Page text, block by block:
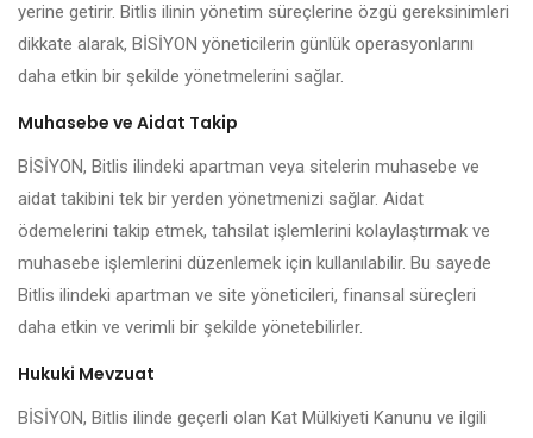
yerine getirir. Bitlis ilinin yönetim süreçlerine özgü gereksinimleri
dikkate alarak, BİSİYON yöneticilerin günlük operasyonlarını
daha etkin bir şekilde yönetmelerini sağlar.
Muhasebe ve Aidat Takip
BİSİYON, Bitlis ilindeki apartman veya sitelerin muhasebe ve
aidat takibini tek bir yerden yönetmenizi sağlar. Aidat
ödemelerini takip etmek, tahsilat işlemlerini kolaylaştırmak ve
muhasebe işlemlerini düzenlemek için kullanılabilir. Bu sayede
Bitlis ilindeki apartman ve site yöneticileri, finansal süreçleri
daha etkin ve verimli bir şekilde yönetebilirler.
Hukuki Mevzuat
BİSİYON, Bitlis ilinde geçerli olan Kat Mülkiyeti Kanunu ve ilgili